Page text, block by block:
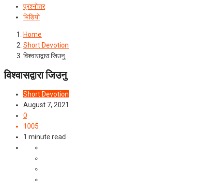
प्रश्‍नोत्तर
भिडियो
Home
Short Devotion
विश्‍वासद्वारा जिउनु
विश्‍वासद्वारा जिउनु
Short Devotion
August 7, 2021
0
1005
1 minute read